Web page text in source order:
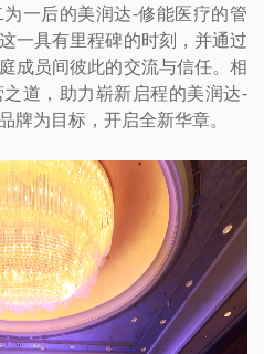
一后的美润达-修能医疗的管
一具有里程碑的时刻，并通过
成员间彼此的交流与信任。相
道，助力崭新启程的美润达-
牌为目标，开启全新华章。